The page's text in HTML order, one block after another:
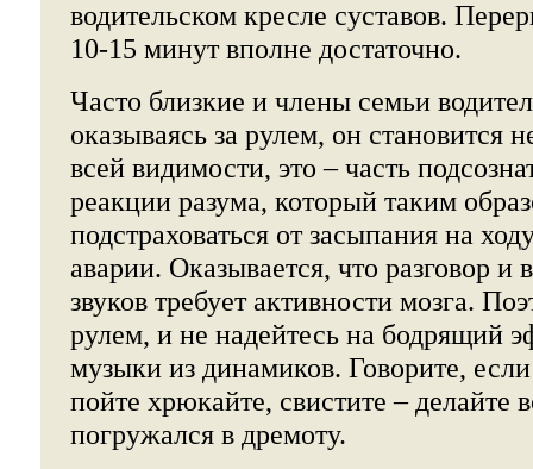
водительском кресле суставов.
10-15 минут вполне достаточно.
Часто близкие и члены семьи
оказываясь за рулем, он становится
всей видимости, это – часть
реакции разума, который таким
подстраховаться от засыпания на
аварии. Оказывается, что разговор и
звуков требует активности мозга.
рулем, и не надейтесь на бодрящий
музыки из динамиков. Говорите,
пойте хрюкайте, свистите – делайте
погружался в дремоту.